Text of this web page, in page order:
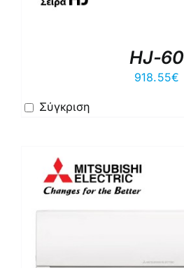
HJ-60
918.55€
Σύγκριση